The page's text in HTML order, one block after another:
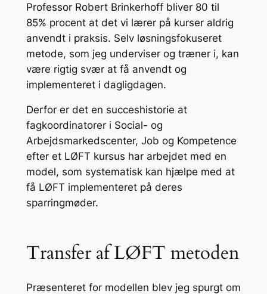
Professor Robert Brinkerhoff bliver 80 til
85% procent at det vi lærer på kurser aldrig
anvendt i praksis. Selv løsningsfokuseret
metode, som jeg underviser og træner i, kan
være rigtig svær at få anvendt og
implementeret i dagligdagen.
Derfor er det en succeshistorie at
fagkoordinatorer i Social- og
Arbejdsmarkedscenter, Job og Kompetence
efter et LØFT kursus har arbejdet med en
model, som systematisk kan hjælpe med at
få LØFT implementeret på deres
sparringmøder.
Transfer af LØFT metoden
Præsenteret for modellen blev jeg spurgt om